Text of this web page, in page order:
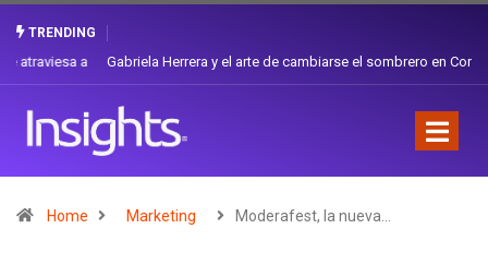
TRENDING
Gabriela Herrera y el arte de cambiarse el sombrero en Corporación
Home Marketing Moderafest, la nueva…